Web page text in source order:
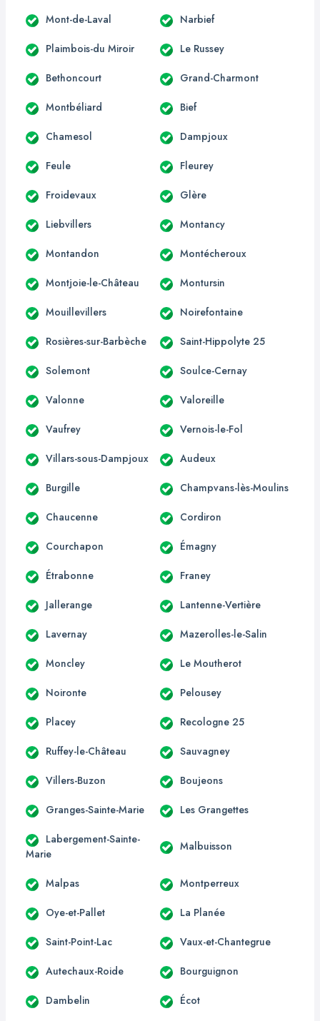
Mont-de-Laval Narbief
Plaimbois-du Miroir Le Russey
Bethoncourt Grand-Charmont
Montbéliard Bief
Chamesol Dampjoux
Feule Fleurey
Froidevaux Glère
Liebvillers Montancy
Montandon Montécheroux
Montjoie-le-Château Montursin
Mouillevillers Noirefontaine
Rosières-sur-Barbèche Saint-Hippolyte 25
Solemont Soulce-Cernay
Valonne Valoreille
Vaufrey Vernois-le-Fol
Villars-sous-Dampjoux Audeux
Burgille Champvans-lès-Moulins
Chaucenne Cordiron
Courchapon Émagny
Étrabonne Franey
Jallerange Lantenne-Vertière
Lavernay Mazerolles-le-Salin
Moncley Le Moutherot
Noironte Pelousey
Placey Recologne 25
Ruffey-le-Château Sauvagney
Villers-Buzon Boujeons
Granges-Sainte-Marie Les Grangettes
Labergement-Sainte-
Marie
Malbuisson
Malpas Montperreux
Oye-et-Pallet La Planée
Saint-Point-Lac Vaux-et-Chantegrue
Autechaux-Roide Bourguignon
Dambelin Écot